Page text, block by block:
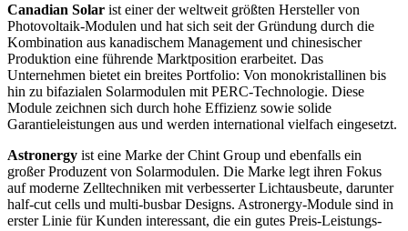
Canadian Solar ist einer der weltweit größten Hersteller von
Photovoltaik-Modulen und hat sich seit der Gründung durch die
Kombination aus kanadischem Management und chinesischer
Produktion eine führende Marktposition erarbeitet. Das
Unternehmen bietet ein breites Portfolio: Von monokristallinen bis
hin zu bifazialen Solarmodulen mit PERC-Technologie. Diese
Module zeichnen sich durch hohe Effizienz sowie solide
Garantieleistungen aus und werden international vielfach eingesetzt.
Astronergy ist eine Marke der Chint Group und ebenfalls ein
großer Produzent von Solarmodulen. Die Marke legt ihren Fokus
auf moderne Zelltechniken mit verbesserter Lichtausbeute, darunter
half-cut cells und multi-busbar Designs. Astronergy-Module sind in
erster Linie für Kunden interessant, die ein gutes Preis-Leistungs-